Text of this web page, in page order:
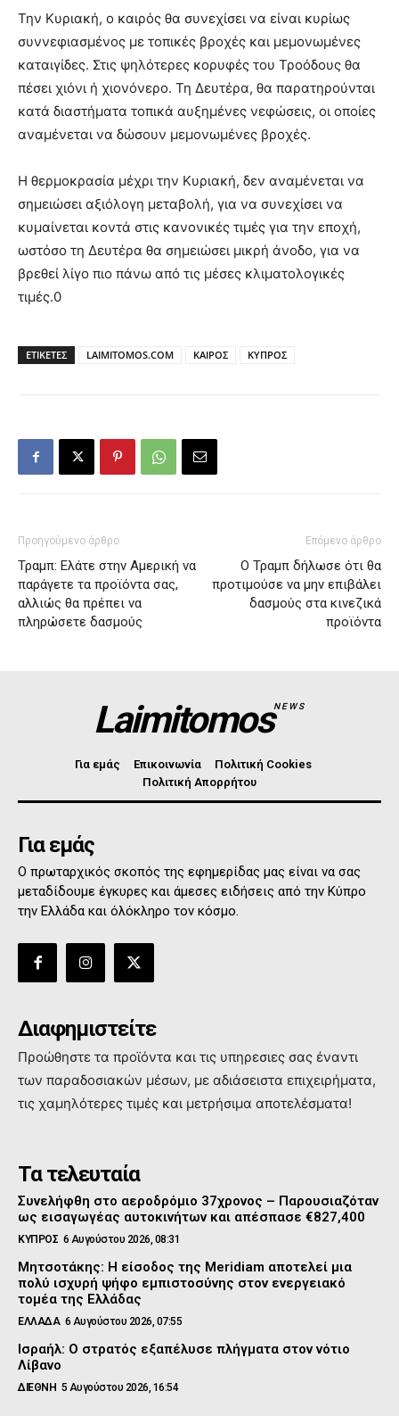
Την Κυριακή, ο καιρός θα συνεχίσει να είναι κυρίως
συννεφιασμένος με τοπικές βροχές και μεμονωμένες
καταιγίδες. Στις ψηλότερες κορυφές του Τροόδους θα
πέσει χιόνι ή χιονόνερο. Τη Δευτέρα, θα παρατηρούνται
κατά διαστήματα τοπικά αυξημένες νεφώσεις, οι οποίες
αναμένεται να δώσουν μεμονωμένες βροχές.
Η θερμοκρασία μέχρι την Κυριακή, δεν αναμένεται να
σημειώσει αξιόλογη μεταβολή, για να συνεχίσει να
κυμαίνεται κοντά στις κανονικές τιμές για την εποχή,
ωστόσο τη Δευτέρα θα σημειώσει μικρή άνοδο, για να
βρεθεί λίγο πιο πάνω από τις μέσες κλιματολογικές
τιμές.0
ΕΤΙΚΕΤΕΣ LAIMITOMOS.COM ΚΑΙΡΟΣ ΚΥΠΡΟΣ
Προηγούμενο άρθρο
Τραμπ: Ελάτε στην Αμερική να
παράγετε τα προϊόντα σας,
αλλιώς θα πρέπει να
πληρώσετε δασμούς
Επόμενο άρθρο
Ο Τραμπ δήλωσε ότι θα
προτιμούσε να μην επιβάλει
δασμούς στα κινεζικά
προϊόντα
LaimitomosNEWS
Για εμάς Επικοινωνία
Πολιτική Cookies
Πολιτική Απορρήτου
Για εμάς
Ο πρωταρχικός σκοπός της εφημερίδας μας είναι να σας
μεταδίδουμε έγκυρες και άμεσες ειδήσεις από την Κύπρο
την Ελλάδα και όλόκληρο τον κόσμο.
Διαφημιστείτε
Προώθηστε τα προϊόντα και τις υπηρεσιες σας έναντι
των παραδοσιακών μέσων, με αδιάσειστα επιχειρήματα,
τις χαμηλότερες τιμές και μετρήσιμα αποτελέσματα!
Τα τελευταία
Συνελήφθη στο αεροδρόμιο 37χρονος – Παρουσιαζόταν
ως εισαγωγέας αυτοκινήτων και απέσπασε €827,400
ΚΥΠΡΟΣ 6 Αυγούστου 2026, 08:31
Μητσοτάκης: Η είσοδος της Meridiam αποτελεί μια
πολύ ισχυρή ψήφο εμπιστοσύνης στον ενεργειακό
τομέα της Ελλάδας
ΕΛΛΑΔΑ 6 Αυγούστου 2026, 07:55
Ισραήλ: Ο στρατός εξαπέλυσε πλήγματα στον νότιο
Λίβανο
ΔΙΕΘΝΗ 5 Αυγούστου 2026, 16:54